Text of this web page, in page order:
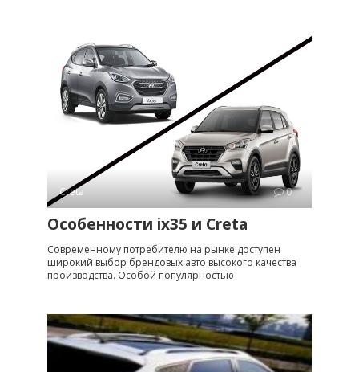
Creta 0
Особенности ix35 и Creta
Современному потребителю на рынке доступен
широкий выбор брендовых авто высокого качества
производства. Особой популярностью